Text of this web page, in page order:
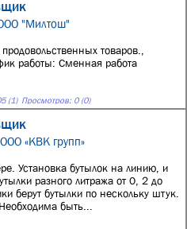
"Милтош"
товаров.,
работы: Сменная работа
(1) Просмотров: 0 (0)
«КВК групп»
Установка бутылок на линию, и
разного литража от 0, 2 до
берут бутылки по нескольку штук.
быть...